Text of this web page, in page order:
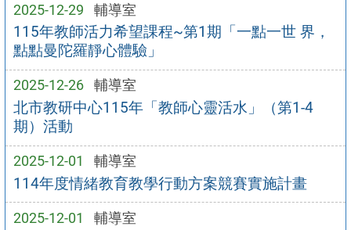
2025-12-29 輔導室
115年教師活力希望課程~第1期「一點一世 界，
點點曼陀羅靜心體驗」
2025-12-26 輔導室
北市教研中心115年「教師心靈活水」（第1-4
期）活動
2025-12-01 輔導室
114年度情緒教育教學行動方案競賽實施計畫
2025-12-01 輔導室